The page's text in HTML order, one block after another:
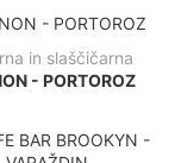
in slaščičarna
- PORTOROZ